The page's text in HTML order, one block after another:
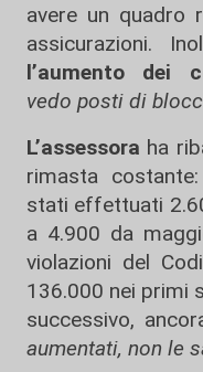
avere un quadro
assicurazioni.
l’aumento dei
vedo posti di
L’assessora ha
rimasta
stati effettuati
a 4.900 da
violazioni del
136.000 nei primi
successivo,
aumentati, non le